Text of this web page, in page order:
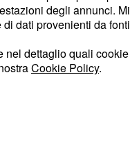
il ragazzo in queste
riuscito ad avere la
l'ha messa tutta per
della bella Teresa
settimane, non
Teresa
di rose rosse,
degli annunci.
dati provenienti da
nel dettaglio quali
Cookie Policy.